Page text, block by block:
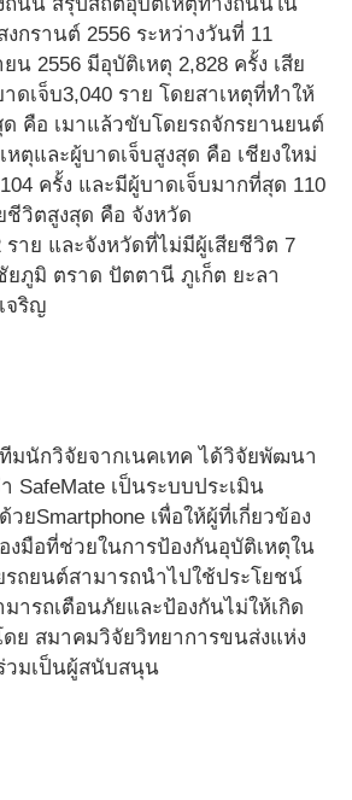
กรานต์ 2556 ระหว่างวันที่ 11
น 2556 มีอุบัติเหตุ 2,828 ครั้ง เสีย
ดเจ็บ3,040 ราย โดยสาเหตุที่ทำให้
คือ เมาแล้วขับโดยรถจักรยานยนต์
ตุและผู้บาดเจ็บสูงสุด คือ เชียงใหม่
ครั้ง และมีผู้บาดเจ็บมากที่สุด 110
ชีวิตสูงสุด คือ จังหวัด
าย และจังหวัดที่ไม่มีผู้เสียชีวิต 7
ยภูมิ ตราด ปัตตานี ภูเก็ต ยะลา
จริญ
มนักวิจัยจากเนคเทค ได้วิจัยพัฒนา
SafeMate เป็นระบบประเมิน
ยSmartphone เพื่อให้ผู้ที่เกี่ยวข้อง
งมือที่ช่วยในการป้องกันอุบัติเหตุใน
รถยนต์สามารถนำไปใช้ประโยชน์
ารถเตือนภัยและป้องกันไม่ให้เกิด
ย สมาคมวิจัยวิทยาการขนส่งแห่ง
วมเป็นผู้สนับสนุน